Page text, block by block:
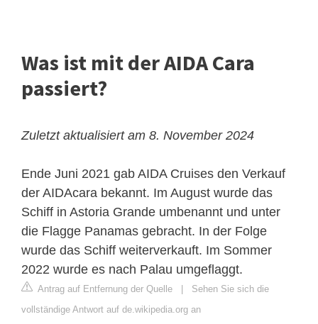
Was ist mit der AIDA Cara
passiert?
Zuletzt aktualisiert am 8. November 2024
Ende Juni 2021 gab AIDA Cruises den Verkauf
der AIDAcara bekannt. Im August wurde das
Schiff in Astoria Grande umbenannt und unter
die Flagge Panamas gebracht. In der Folge
wurde das Schiff weiterverkauft. Im Sommer
2022 wurde es nach Palau umgeflaggt.
Antrag auf Entfernung der Quelle
Sehen Sie sich die
vollständige Antwort auf de.wikipedia.org an